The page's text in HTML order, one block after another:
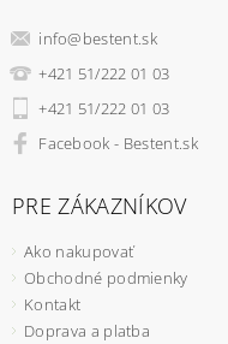
info@bestent.sk
+421 51/222 01 03
+421 51/222 01 03
Facebook - Bestent.sk
PRE ZÁKAZNÍKOV
Ako nakupovať
Obchodné podmienky
Kontakt
Doprava a platba